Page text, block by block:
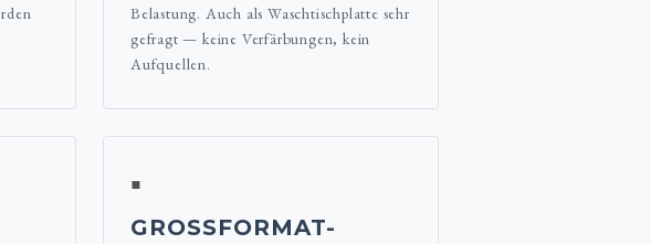
Belastung. Auch als Waschtischplatte sehr
gefragt — keine Verfärbungen, kein
Aufquellen.
▪
GROSSFORMAT-F